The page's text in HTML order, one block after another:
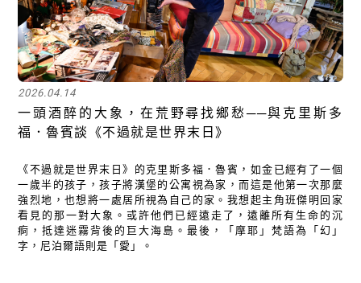
2026.04.14
一頭酒醉的大象，在荒野尋找鄉愁──與克里斯多
福．魯賓談《不過就是世界末日》
《不過就是世界末日》的克里斯多福．魯賓，如金已經有了一個
一歲半的孩子，孩子將漢堡的公寓視為家，而這是他第一次那麼
強烈地，也想將一處居所視為自己的家。我想起主角班傑明回家
看見的那一對大象。或許他們已經遠走了，遠離所有生命的沉
痾，抵達迷霧背後的巨大海島。最後，「摩耶」梵語為「幻」
字，尼泊爾語則是「愛」。